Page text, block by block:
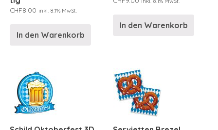
CHF8.00 inkl. 8.1% MwSt.
In den Warenkorb
In den Warenkorb